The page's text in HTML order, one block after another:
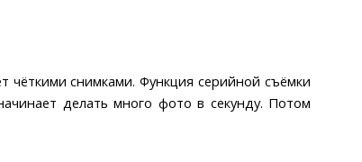
чёткими снимками. Функция серийной съёмки
делать много фото в секунду. Потом